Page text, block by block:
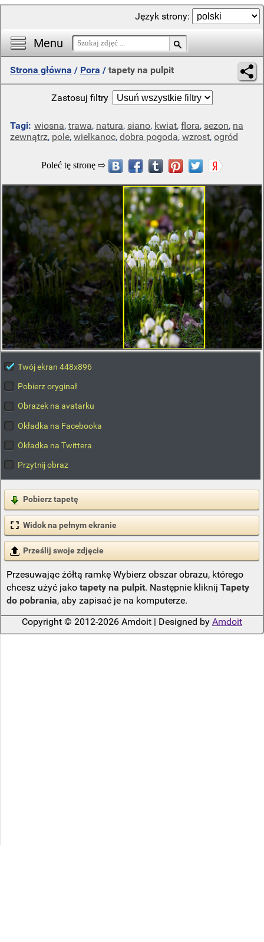
Menu
Język strony:
Strona główna / Pora / tapety na pulpit
Zastosuj filtry
Tagi: wiosna, trawa, natura, siano, kwiat, flora, sezon, na
zewnątrz, pole, wielkanoc, dobra pogoda, wzrost, ogród
Twój ekran 448x896
Pobierz oryginał
Obrazek na avatarku
Okładka na Facebooka
Okładka na Twittera
Przytnij obraz
Pobierz tapetę
Widok na pełnym ekranie
Prześlij swoje zdjęcie
Przesuwając żółtą ramkę Wybierz obszar obrazu, którego
chcesz użyć jako tapety na pulpit. Następnie kliknij Tapety
do pobrania, aby zapisać je na komputerze.
Copyright © 2012-2026 Amdoit | Designed by Amdoit